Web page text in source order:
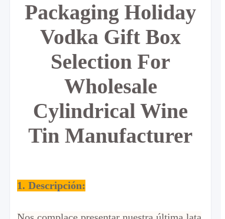
Packaging Holiday
Vodka Gift Box
Selection For
Wholesale
Cylindrical Wine
Tin Manufacturer
1. Descripción: